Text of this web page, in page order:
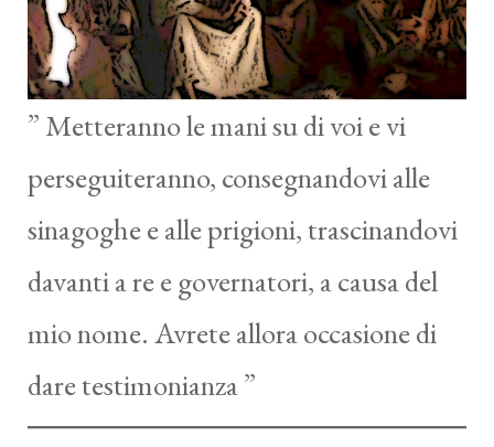
” Metteranno le mani su di voi e vi
perseguiteranno, consegnandovi alle
sinagoghe e alle prigioni, trascinandovi
davanti a re e governatori, a causa del
mio nome. Avrete allora occasione di
dare testimonianza ”